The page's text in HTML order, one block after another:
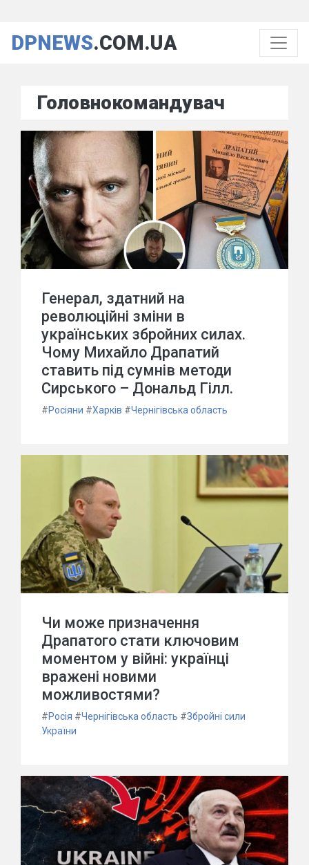
DPNEWS.COM.UA
Головнокомандувач
Генерал, здатний на
революційні зміни в
українських збройних силах.
Чому Михайло Драпатий
ставить під сумнів методи
Сирського – Дональд Гілл.
#Росіяни #Харків #Чернігівська область
Чи може призначення
Драпатого стати ключовим
моментом у війні: українці
вражені новими
можливостями?
#Росія #Чернігівська область #Збройні сили
України